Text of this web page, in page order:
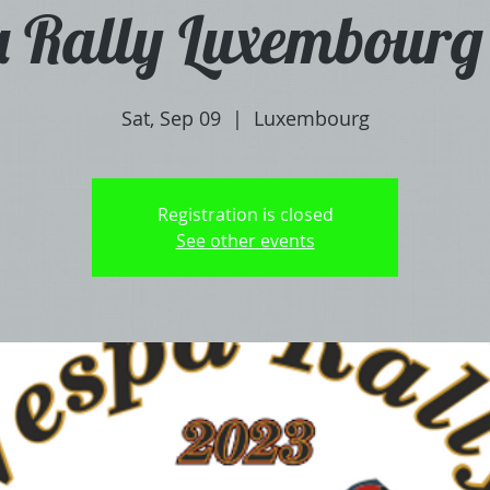
Rally
Sat, Sep 09
  |
Luxembourg
Registration is closed
See other events